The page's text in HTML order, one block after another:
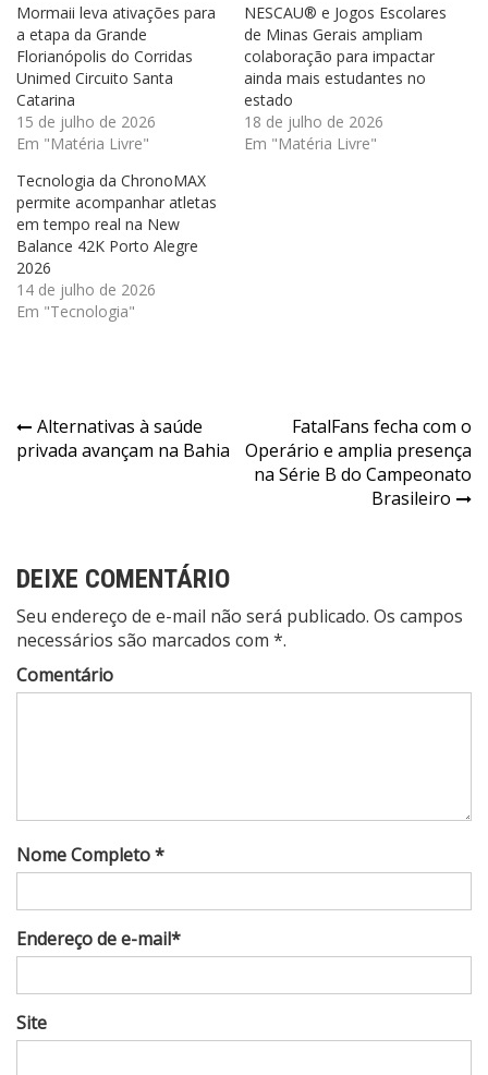
Mormaii leva ativações para
a etapa da Grande
Florianópolis do Corridas
Unimed Circuito Santa
Catarina
15 de julho de 2026
Em "Matéria Livre"
NESCAU® e Jogos Escolares
de Minas Gerais ampliam
colaboração para impactar
ainda mais estudantes no
estado
18 de julho de 2026
Em "Matéria Livre"
Tecnologia da ChronoMAX
permite acompanhar atletas
em tempo real na New
Balance 42K Porto Alegre
2026
14 de julho de 2026
Em "Tecnologia"
Navegação
de
Alternativas à saúde
privada avançam na Bahia
FatalFans fecha com o
Operário e amplia presença
na Série B do Campeonato
Brasileiro
DEIXE COMENTÁRIO
Seu endereço de e-mail não será publicado. Os campos
necessários são marcados com *.
Comentário
Nome Completo *
Endereço de e-mail*
Site